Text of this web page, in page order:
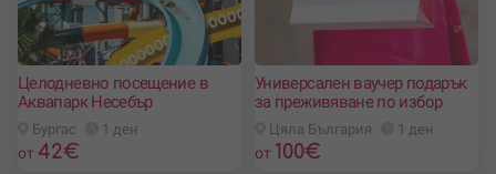
Целодневно посещение в
Аквапарк Несебър
Бургас 1 ден
от 42€
Универсален ваучер подарък
за преживяване по избор
Цяла България 1 ден
от 100€